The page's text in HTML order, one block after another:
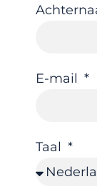
E-mail
Taal